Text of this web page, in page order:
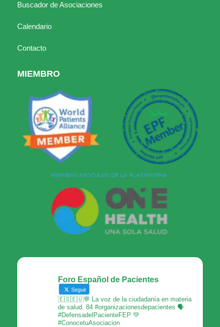
Buscador de Asociaciones
Calendario
Contacto
MIEMBRO
Foro Español de Pacientes
Seguir
🇪🇸🇪🇺💬 La voz de la ciudadanía en materia
de salud. 84 #organizacionesdepacientes 🗣
#DefensadelPacienteFEP 💚
#ConocetuAsociacion